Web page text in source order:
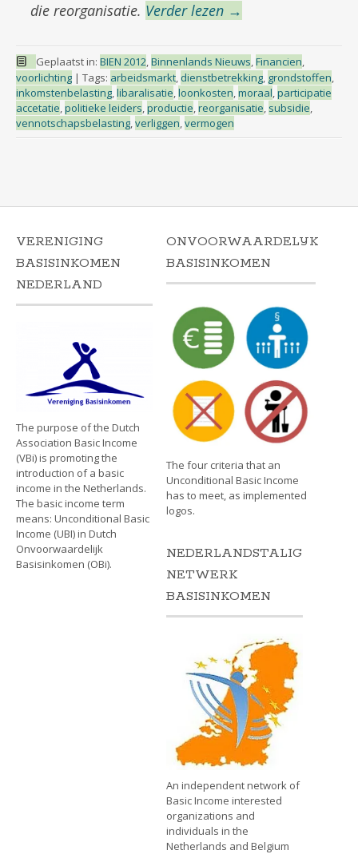
die reorganisatie. Verder lezen →
Geplaatst in: BIEN 2012,Binnenlands Nieuws,Financien,
voorlichting | Tags: arbeidsmarkt, dienstbetrekking, grondstoffen,
inkomstenbelasting,libaralisatie,loonkosten,moraal,participatie
accetatie,politieke leiders,productie,reorganisatie, subsidie,
vennotschapsbelasting,verliggen,vermogen
VERENIGING
BASISINKOMEN
NEDERLAND
The purpose of the Dutch
Association Basic Income
(VBi) is promoting the
introduction of a basic
income in the Netherlands.
The basic income term
means: Unconditional Basic
Income (UBI) in Dutch
Onvoorwaardelijk
Basisinkomen (OBi).
ONVOORWAARDELIJK
BASISINKOMEN
The four criteria that an
Unconditional Basic Income
has to meet, as implemented
logos.
NEDERLANDSTALIG
NETWERK
BASISINKOMEN
An independent network of
Basic Income interested
organizations and
individuals in the
Netherlands and Belgium